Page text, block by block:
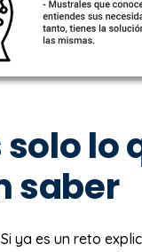
solo lo
saber
ya es un reto